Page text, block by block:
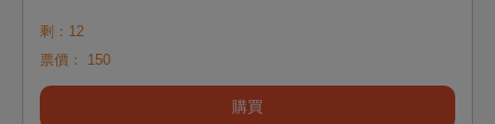
剩：12
票價：
150
購買